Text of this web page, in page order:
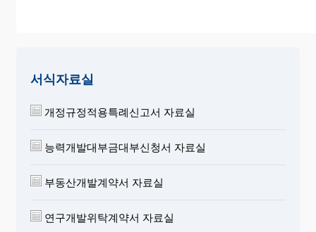
서식자료실
개정규정적용특례신고서 자료실
능력개발대부금대부신청서 자료실
부동산개발계약서 자료실
연구개발위탁계약서 자료실